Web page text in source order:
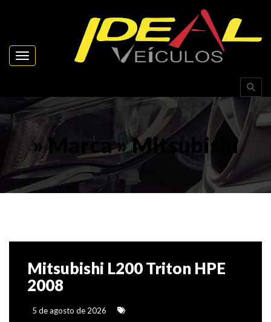
Toggle navigation
» Marca » Mitsubishi
Mitsubishi L200 Triton HPE
2008
5 de agosto de 2026